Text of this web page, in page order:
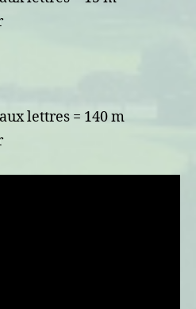
lettres = 140 m